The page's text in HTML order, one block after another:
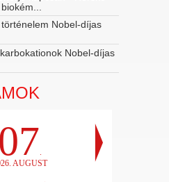
Nobel-díjas
Nobel-díjas
07.
AUGUST